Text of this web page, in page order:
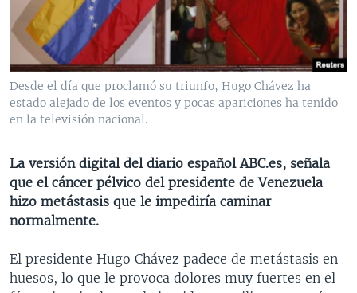
VENEZUELA
BRASIL
NICARAGUA
ECONOMÍA
ENTRETENIMIENTO Y CULTURA
TECNOLOGÍA
DEPORTES
MULTIMEDIA
VIDEOS
FOTOGRAFÍA
AUDIOS
PROGRAMAS TV
EL MUNDO AL DÍA
FORO INTERAMERICANO
LAS CLAVES
PANORAMA
RADIO
AVANCE INFORMATIVO
BUENOS DÍAS AMÉRICA
ESTADOS UNIDOS AL DÍA
EL MUNDO AL DÍA [RADIO]
DEPORTIVO INTERNACIONAL
DIRECT
Learning English
SÍGANOS
Idiomas
Desde el día que proclamó su triunfo, Hugo Chávez ha
estado alejado de los eventos y pocas apariciones ha tenido
en la televisión nacional.
La versión digital del diario español ABC.es, señala
que el cáncer pélvico del presidente de Venezuela
hizo metástasis que le impediría caminar
normalmente.
El presidente Hugo Chávez padece de metástasis en
huesos, lo que le provoca dolores muy fuertes en el